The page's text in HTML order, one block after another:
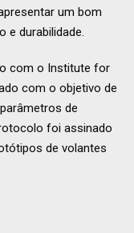
um bom
e durabilidade.
com o Institute for
com o objetivo de
de
foi assinado
de volantes